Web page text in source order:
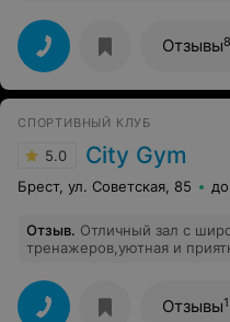
позволяет прийти и
утром, так и поздно
тренажерами, которые
тело.
Отзывы
СПОРТИВНЫЙ КЛУБ
5.0 City Gym
Брест, ул. Советская, 85
Отзыв. Отличный зал с
тренажеров,уютная и
Отзывы